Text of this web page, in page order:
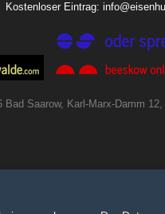
Kostenloser Eintrag:
Bad Saarow, Karl-Marx-Damm 12,